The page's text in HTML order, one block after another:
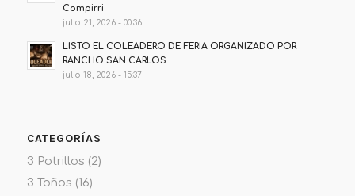
Compirri
julio 21, 2026 - 00:36
LISTO EL COLEADERO DE FERIA ORGANIZADO POR
RANCHO SAN CARLOS
julio 18, 2026 - 15:37
CATEGORÍAS
3 Potrillos (2)
3 Toños (16)